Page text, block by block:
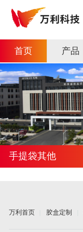
首页 产品
手提袋其他
万利首页 胶盒定制